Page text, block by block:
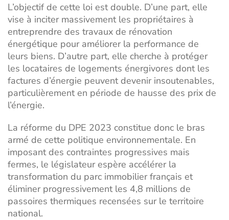
L’objectif de cette loi est double. D’une part, elle
vise à inciter massivement les propriétaires à
entreprendre des travaux de rénovation
énergétique pour améliorer la performance de
leurs biens. D’autre part, elle cherche à protéger
les locataires de logements énergivores dont les
factures d’énergie peuvent devenir insoutenables,
particulièrement en période de hausse des prix de
l’énergie.
La réforme du DPE 2023 constitue donc le bras
armé de cette politique environnementale. En
imposant des contraintes progressives mais
fermes, le législateur espère accélérer la
transformation du parc immobilier français et
éliminer progressivement les 4,8 millions de
passoires thermiques recensées sur le territoire
national.